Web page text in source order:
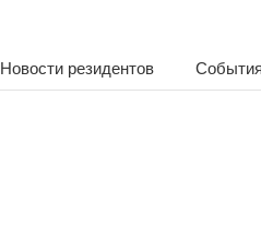
Новости резидентов